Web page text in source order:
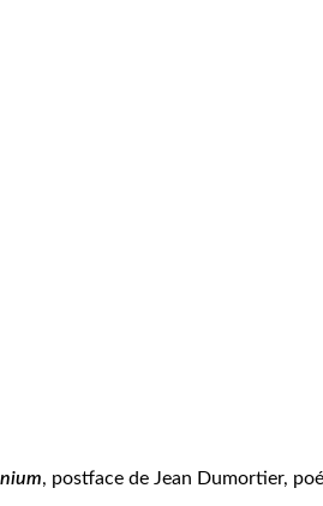
, postface de Jean Dumortier,